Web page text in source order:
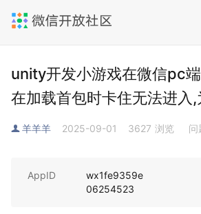
unity开发小游戏在微信pc
在加载首包时卡住无法进入,
羊羊羊 2025-09-01 3627 浏览 问
AppID
wx1fe9359e
06254523